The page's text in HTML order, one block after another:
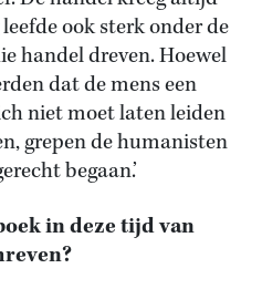
ook sterk onder de
handel dreven. Hoewel
dat de mens een
niet moet laten leiden
grepen de humanisten
begaan.’
in deze tijd van